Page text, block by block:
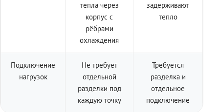
тепла через
корпус с
рёбрами
охлаждения
задерживают
тепло
Подключение
нагрузок
Не требует
отдельной
разделки под
каждую точку
Требуется
разделка и
отдельное
подключение